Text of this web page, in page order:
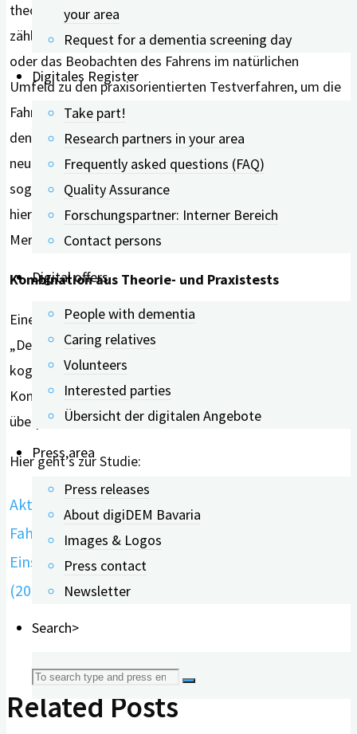
your area
Request for a dementia screening day
Digitales Register
Take part!
Research partners in your area
Frequently asked questions (FAQ)
Quality Assurance
Forschungspartner: Interner Bereich
Contact persons
Digital offers
People with dementia
Caring relatives
Volunteers
Interested parties
Übersicht der digitalen Angebote
Press area
Press releases
About digiDEM Bavaria
Images & Logos
Press contact
Newsletter
Search>
Search
for:
theoriebasierten Methoden unterschieden. Die Fachleute
zählen zum Beispiel Praxisfahrtests, Fahrsimulatoren
oder das Beobachten des Fahrens im natürlichen
Umfeld zu den praxisorientierten Testverfahren, um die
Fahrsicherheit zu überprüfen. Demgegenüber werden bei
den theoriebasierten Methoden spezielle
neuropsychologische Tests angewendet wie etwa der
sogenannte Mini Mental Status Test. Erfasst wird
hierbei etwa die zeitliche und örtliche Orientierung, die
Merkfähigkeit und das Kurzzeitgedächtnis.
Kombination aus Theorie- und Praxistests
Eine Demenzerkrankung verläuft fortschreitend.
„Deshalb sollte die Fahrtauglichkeit von Menschen mit
kognitiven Beeinträchtigungen engmaschig durch eine
Kombination aus theorie- und praxisbasierten Methoden
überprüft werden.”
Hier geht’s zur Studie:
Aktuelle Evidenzlage zur Beurteilung der
Fahrtauglichkeit von Menschen mit kognitiven
Einschränkungen: Ein systematisches Review
(2022)
Related Posts